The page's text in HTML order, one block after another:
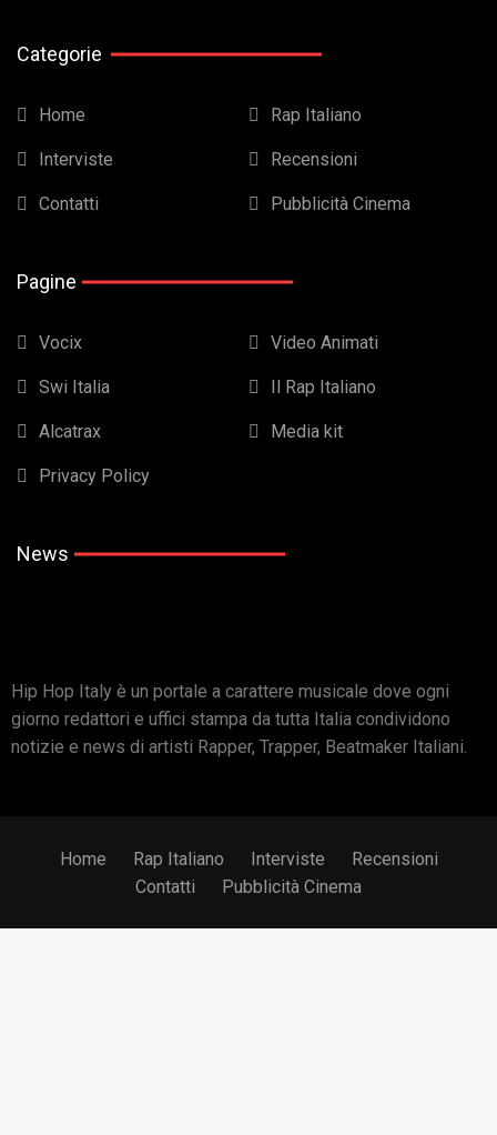
Categorie
Home Rap Italiano
Interviste Recensioni
Contatti Pubblicità Cinema
Pagine
Vocix Video Animati
Swi Italia Il Rap Italiano
Alcatrax Media kit
Privacy Policy
News
Hip Hop Italy è un portale a carattere musicale dove ogni
giorno redattori e uffici stampa da tutta Italia condividono
notizie e news di artisti Rapper, Trapper, Beatmaker Italiani.
Home Rap Italiano Interviste
Recensioni
Contatti
Pubblicità Cinema